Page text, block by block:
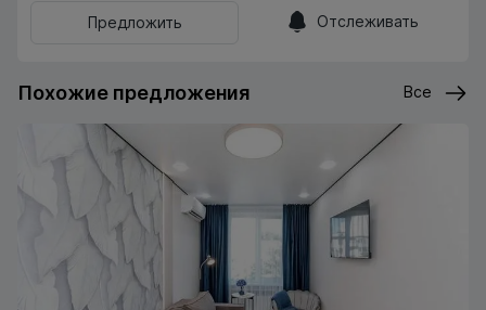
Предложить Отслеживать
Похожие предложения Все